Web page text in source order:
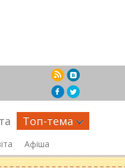
Топ-тема
Афіша